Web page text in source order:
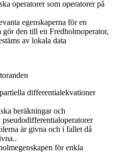
operatorer som operatorer på
egenskaperna för en
den till en Fredholmoperator,
av lokala data
differentialekvationer
beräkningar och
är givna och i fallet då
för enkla